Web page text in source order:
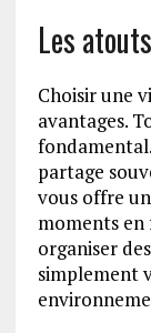
Les
Choisir une
avantages.
partage
vous offre
moments en
organiser
simplement